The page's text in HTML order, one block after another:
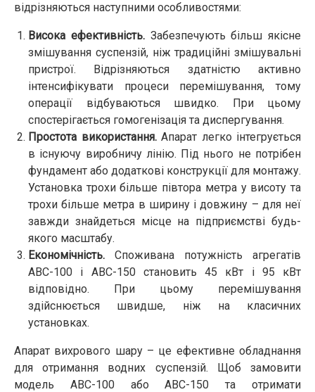
відрізняються наступними особливостями:
Висока ефективність.Забезпечують більш якісне
змішування суспензій, ніж традиційні змішувальні
пристрої. Відрізняються здатністю активно
інтенсифікувати процеси перемішування, тому
операції відбуваються швидко. При цьому
спостерігається гомогенізація та диспергування.
Простота використання.Апарат легко інтегрується
в існуючу виробничу лінію. Під нього не потрібен
фундамент або додаткові конструкції для монтажу.
Установка трохи більше півтора метра у висоту та
трохи більше метра в ширину і довжину – для неї
завжди знайдеться місце на підприємстві будь-
якого масштабу.
Економічність. Споживана потужність агрегатів
АВС-100 і АВС-150 становить 45 кВт і 95 кВт
відповідно. При цьому перемішування
здійснюється швидше, ніж на класичних
установках.
Апарат вихрового шару – це ефективне обладнання
для отримання водних суспензій. Щоб замовити
модель АВС-100 або АВС-150 та отримати